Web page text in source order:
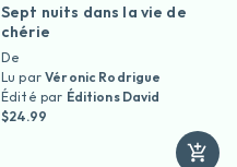
Sept nuits dans la vie de
chérie
De
Lu parVéronic Rodrigue
Édité par Éditions David
$24.99